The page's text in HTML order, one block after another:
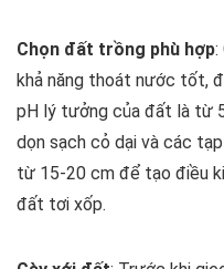
Chọn đất trồng phù hợp:
khả năng thoát nước tốt,
pH lý tưởng của đất là từ
dọn sạch cỏ dại và các
từ 15-20 cm để tạo điều
đất tơi xốp.